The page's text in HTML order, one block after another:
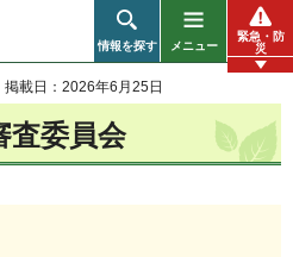
情報を探す メニュー
緊急・防
災
掲載日：2026年6月25日
査委員会